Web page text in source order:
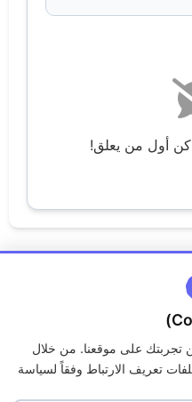
كن أول من يعلق!
الخصوصية
الكوكيز
تجربتك على موقعنا. من خلال
تعريف الارتباط وفقاً لسياسة